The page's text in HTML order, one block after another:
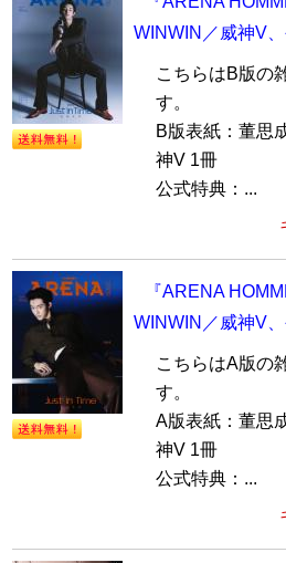
WINWIN／威神V
こちらはB版の
す。
B版表紙：董思
神V 1冊
公式特典：...
『ARENA
WINWIN／威神V
こちらはA版の
す。
A版表紙：董思
神V 1冊
公式特典：...